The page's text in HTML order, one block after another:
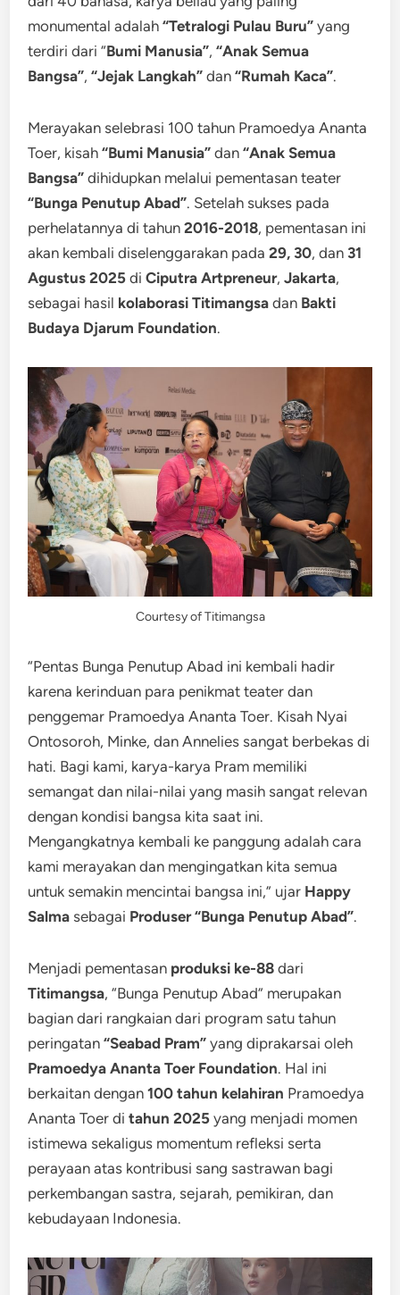
monumental adalah “Tetralogi Pulau Buru” yang
terdiri dari “Bumi Manusia”, “Anak Semua
Bangsa”,“Jejak Langkah” dan“Rumah Kaca”.
Merayakan selebrasi 100 tahun Pramoedya Ananta
Toer, kisah“Bumi Manusia” dan“Anak Semua
Bangsa” dihidupkan melalui pementasan teater
“Bunga Penutup Abad”. Setelah sukses pada
perhelatannya di tahun2016-2018, pementasan ini
akan kembali diselenggarakan pada29, 30, dan 31
Agustus 2025 diCiputra Artpreneur,Jakarta,
sebagai hasil kolaborasi Titimangsadan Bakti
Budaya Djarum Foundation.
Courtesy of Titimangsa
“Pentas Bunga Penutup Abad ini kembali hadir
karena kerinduan para penikmat teater dan
penggemar Pramoedya Ananta Toer. Kisah Nyai
Ontosoroh, Minke, dan Annelies sangat berbekas di
hati. Bagi kami, karya-karya Pram memiliki
semangat dan nilai-nilai yang masih sangat relevan
dengan kondisi bangsa kita saat ini.
Mengangkatnya kembali ke panggung adalah cara
kami merayakan dan mengingatkan kita semua
untuk semakin mencintai bangsa ini,” ujar Happy
Salma sebagai Produser “Bunga Penutup Abad”.
Menjadi pementasan produksi ke-88 dari
Titimangsa, “Bunga Penutup Abad” merupakan
bagian dari rangkaian dari program satu tahun
peringatan“Seabad Pram” yang diprakarsai oleh
Pramoedya Ananta Toer Foundation. Hal ini
berkaitan dengan100 tahun kelahiran Pramoedya
Ananta Toer ditahun 2025 yang menjadi momen
istimewa sekaligus momentum refleksi serta
perayaan atas kontribusi sang sastrawan bagi
perkembangan sastra, sejarah, pemikiran, dan
kebudayaan Indonesia.